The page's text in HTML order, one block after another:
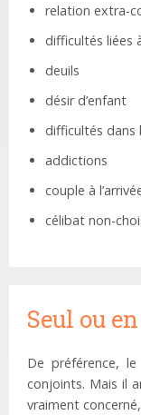
relation extra-
difficultés liées
deuils
désir d’enfant
difficultés dans
addictions
couple à
célibat non-
Seul ou
De préférence,
conjoints. Mais il
vraiment